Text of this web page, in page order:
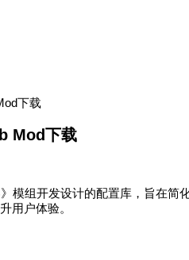
下载
Mod下载
模组开发设计的配置库，旨在简
用户体验。